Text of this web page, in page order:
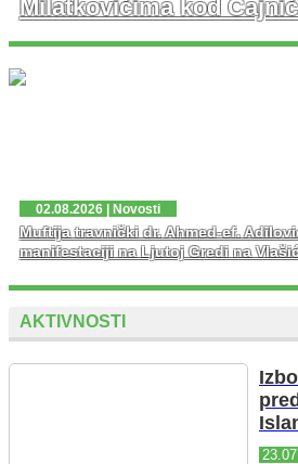
Milatkovićima kod
U prisustvu velikog broja vjernika
Milatkovići kod Čajniča svečano
je porušena 1943. godine tokom
02.08.2026 | Novosti
Muftija travnički dr. Ahmed-ef.
manifestaciji na Ljutoj Gredi na
AKTIVNOSTI